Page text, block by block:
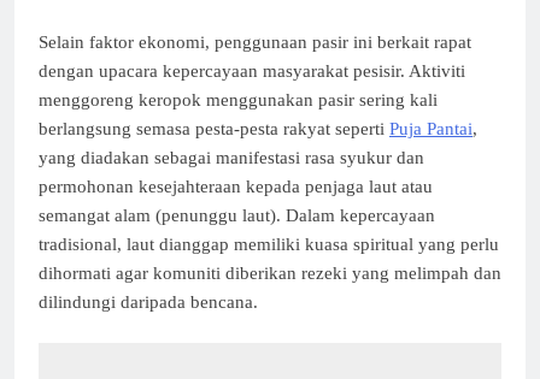
Selain faktor ekonomi, penggunaan pasir ini berkait rapat
dengan upacara kepercayaan masyarakat pesisir. Aktiviti
menggoreng keropok menggunakan pasir sering kali
berlangsung semasa pesta-pesta rakyat seperti Puja Pantai,
yang diadakan sebagai manifestasi rasa syukur dan
permohonan kesejahteraan kepada penjaga laut atau
semangat alam (penunggu laut). Dalam kepercayaan
tradisional, laut dianggap memiliki kuasa spiritual yang perlu
dihormati agar komuniti diberikan rezeki yang melimpah dan
dilindungi daripada bencana.